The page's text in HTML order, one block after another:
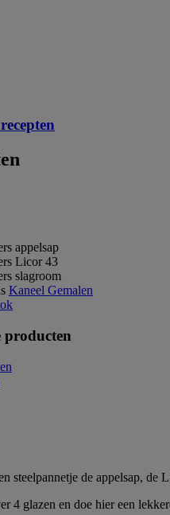
appelsap
Licor 43
slagroom
Kaneel Gemalen
producten
steelpannetje de appelsap, de
4 glazen en doe hier een